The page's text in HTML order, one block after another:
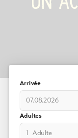
pour
groupes
Campings
Emplacements
Arrivée
Adultes
1 Adulte